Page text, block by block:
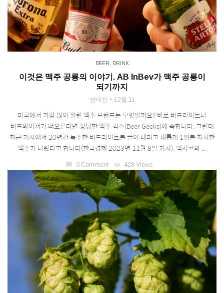
BEER DRINK
이것은 맥주 공룡의 이야기. AB InBev가 맥주 공룡이
되기까지
염태진 12월 11
미국에서 가장 많이 팔린 맥주 브랜드는 무엇일까요? 바로 버드라이트나
버드와이저가 떠오른다면 상당한 맥주 긱스(Beer Geeks)에 속합니다. 그런데
최근 기사에서 20년간 독주한 버드라이트를 끌어 내리고 새롭게 1위를 차지한
맥주가 나왔다고 합니다(한국경제 2023년 11월 8일 기사). 멕시코의 ...
0 Comment visibility 428 Views